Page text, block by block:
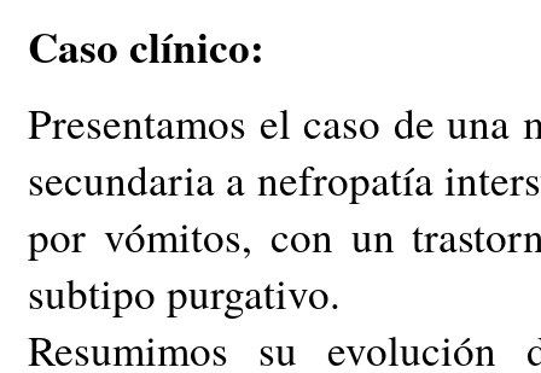
Caso clínico:
Presentamos el caso de
secundaria a nefropatía
por vómitos, con un
subtipo purgativo.
Resumimos su